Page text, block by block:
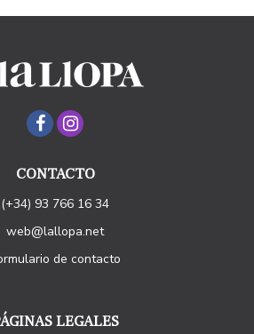
CONTACTO
(+34) 93 766 16 34
web@lallopa.net
de contacto
LEGALES